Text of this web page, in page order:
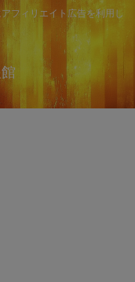
フィリエイト広告を利用し